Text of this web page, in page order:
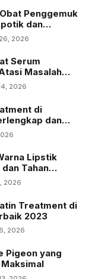
Penggemuk
dan
2026
Serum
Masalah
2026
di
dan
Lipstik
Tahan
2026
Treatment di
2023
2026
Pigeon yang